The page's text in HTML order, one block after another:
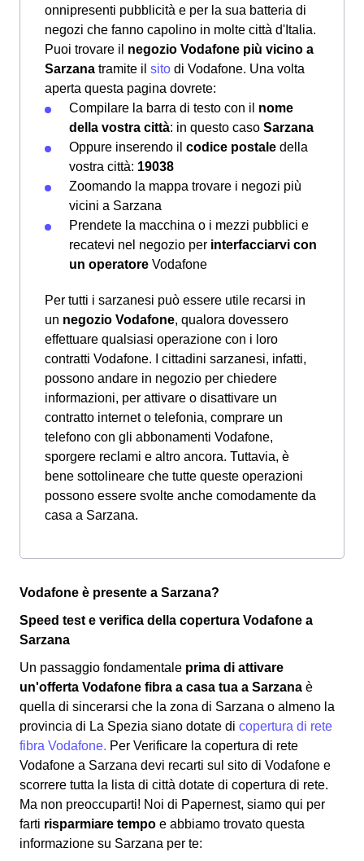
onnipresenti pubblicità e per la sua batteria di
negozi che fanno capolino in molte città d'Italia.
Puoi trovare il negozio Vodafone più vicino a
Sarzana tramite il sito di Vodafone. Una volta
aperta questa pagina dovrete:
Compilare la barra di testo con il nome
della vostra città: in questo caso Sarzana
Oppure inserendo il codice postale della
vostra città: 19038
Zoomando la mappa trovare i negozi più
vicini a Sarzana
Prendete la macchina o i mezzi pubblici e
recatevi nel negozio per interfacciarvi con
un operatore Vodafone
Per tutti i sarzanesi può essere utile recarsi in
un negozio Vodafone, qualora dovessero
effettuare qualsiasi operazione con i loro
contratti Vodafone. I cittadini sarzanesi, infatti,
possono andare in negozio per chiedere
informazioni, per attivare o disattivare un
contratto internet o telefonia, comprare un
telefono con gli abbonamenti Vodafone,
sporgere reclami e altro ancora. Tuttavia, è
bene sottolineare che tutte queste operazioni
possono essere svolte anche comodamente da
casa a Sarzana.
Vodafone è presente a Sarzana?
Speed test e verifica della copertura Vodafone a
Sarzana
Un passaggio fondamentale prima di attivare
un'offerta Vodafone fibra a casa tua a Sarzana è
quella di sincerarsi che la zona di Sarzana o almeno la
provincia di La Spezia siano dotate di copertura di rete
fibra Vodafone. Per Verificare la copertura di rete
Vodafone a Sarzana devi recarti sul sito di Vodafone e
scorrere tutta la lista di città dotate di copertura di rete.
Ma non preoccuparti! Noi di Papernest, siamo qui per
farti risparmiare tempo e abbiamo trovato questa
informazione su Sarzana per te: